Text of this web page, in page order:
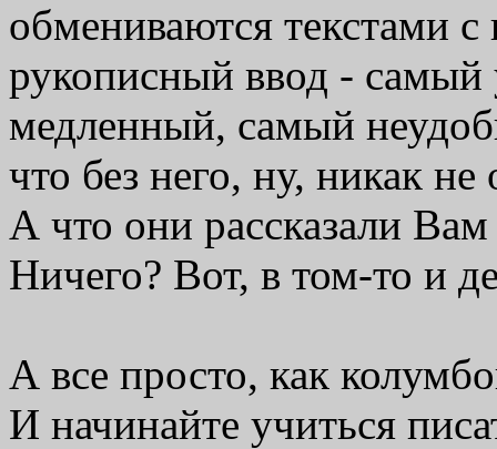
обмениваются текстами
рукописный ввод - самый
медленный, самый
что без него, ну, никак
А что они рассказали
Ничего? Вот, в том-то и
А все просто, как
И начинайте учиться